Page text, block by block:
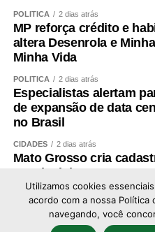
POLÍTICA 2 dias atrás
MP reforça crédito e
altera Desenrola e
Minha Vida
POLÍTICA 2 dias atrás
Especialistas alertam
de expansão de data
no Brasil
CIDADES 2 dias atrás
Mato Grosso cria
estadual de pessoas
por crime de estupro
Utilizamos cookies
acordo com a nossa Política
navegando, você